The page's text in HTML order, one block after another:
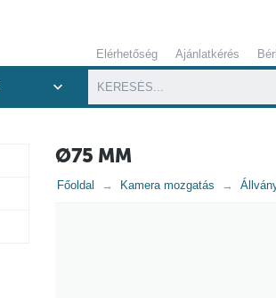
Elérhetőség Ajánlatkérés
Ø75 MM
Főoldal Kamera mozgatás